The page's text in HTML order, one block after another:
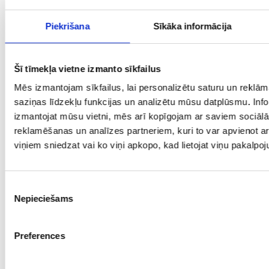
Piekrišana Sīkāka informācija
Šī tīmekļa vietne izmanto sīkfailus
Mēs izmantojam sīkfailus, lai personalizētu saturu un
saziņas līdzekļu funkcijas un analizētu mūsu datplūsmu.
izmantojat mūsu vietni, mēs arī kopīgojam ar saviem
reklamēšanas un analīzes partneriem, kuri to var apvienot
viņiem sniedzat vai ko viņi apkopo, kad lietojat viņu
izvēle
Nepieciešams
Preferences
Ventspilī
(t/c «Mego»)
22/24,
Ventspils, LV-
3601
64581821